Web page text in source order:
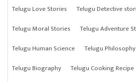
Telugu Love Stories
Telugu Detective
Telugu Moral Stories
Telugu Adventure
Telugu Human Science
Telugu Philosophy
Telugu Biography
Telugu Cooking Recipe